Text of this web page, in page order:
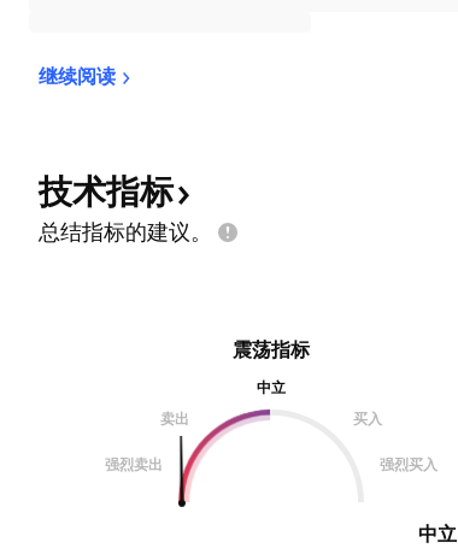
继续阅读
技术指标
总结指标的建议。
震荡指标
中立
卖出
买入
强烈卖出 强烈买入
中立